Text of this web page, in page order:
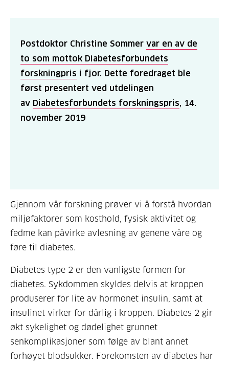
Postdoktor Christine Sommer var en av de
to som mottok Diabetesforbundets
forskningpris i fjor. Dette foredraget ble
først presentert ved utdelingen
av Diabetesforbundets forskningspris, 14.
november 2019
Gjennom vår forskning prøver vi å forstå hvordan
miljøfaktorer som kosthold, fysisk aktivitet og
fedme kan påvirke avlesning av genene våre og
føre til diabetes.
Diabetes type 2 er den vanligste formen for
diabetes. Sykdommen skyldes delvis at kroppen
produserer for lite av hormonet insulin, samt at
insulinet virker for dårlig i kroppen. Diabetes 2 gir
økt sykelighet og dødelighet grunnet
senkomplikasjoner som følge av blant annet
forhøyet blodsukker. Forekomsten av diabetes har